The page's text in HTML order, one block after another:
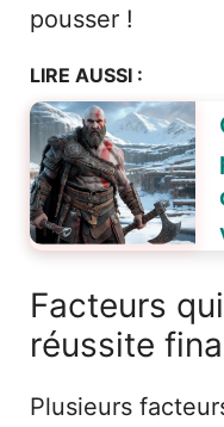
pousser !
LIRE AUSSI :
Facteurs
réussite
Plusieurs